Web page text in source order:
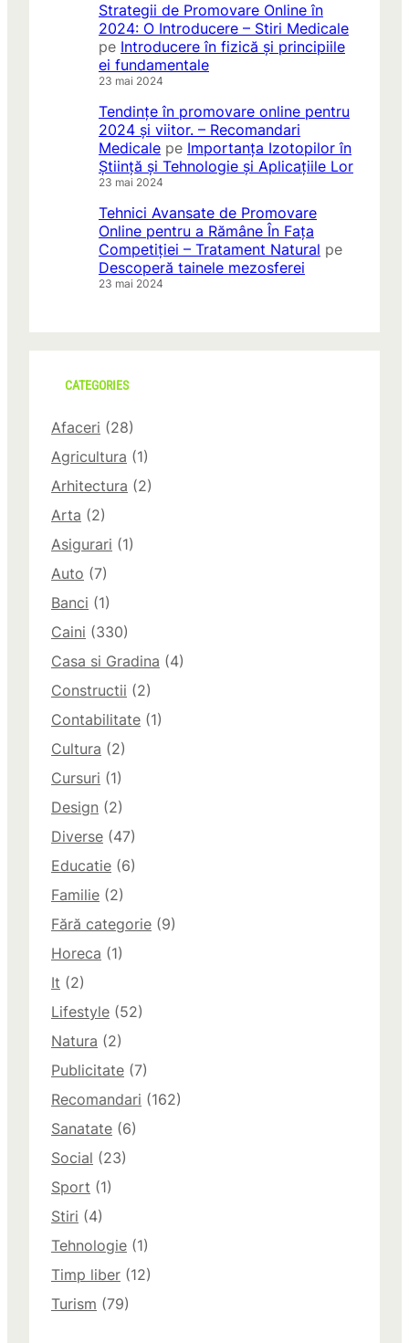
Strategii de Promovare Online în
2024: O Introducere – Stiri Medicale
pe Introducere în fizică și principiile
ei fundamentale
23 mai 2024
Tendințe în promovare online pentru
2024 și viitor. – Recomandari
Medicale pe Importanța Izotopilor în
Știință și Tehnologie și Aplicațiile Lor
23 mai 2024
Tehnici Avansate de Promovare
Online pentru a Rămâne În Fața
Competiției – Tratament Natural pe
Descoperă tainele mezosferei
23 mai 2024
CATEGORIES
Afaceri (28)
Agricultura (1)
Arhitectura (2)
Arta (2)
Asigurari (1)
Auto (7)
Banci (1)
Caini (330)
Casa si Gradina (4)
Constructii (2)
Contabilitate (1)
Cultura (2)
Cursuri (1)
Design (2)
Diverse (47)
Educatie (6)
Familie (2)
Fără categorie (9)
Horeca (1)
It (2)
Lifestyle (52)
Natura (2)
Publicitate (7)
Recomandari (162)
Sanatate (6)
Social (23)
Sport (1)
Stiri (4)
Tehnologie (1)
Timp liber (12)
Turism (79)